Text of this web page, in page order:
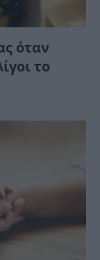
όταν
το